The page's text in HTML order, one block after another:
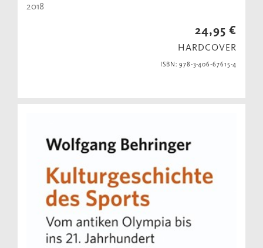
2018
24,95 €
HARDCOVER
ISBN: 978-3-406-67615-4